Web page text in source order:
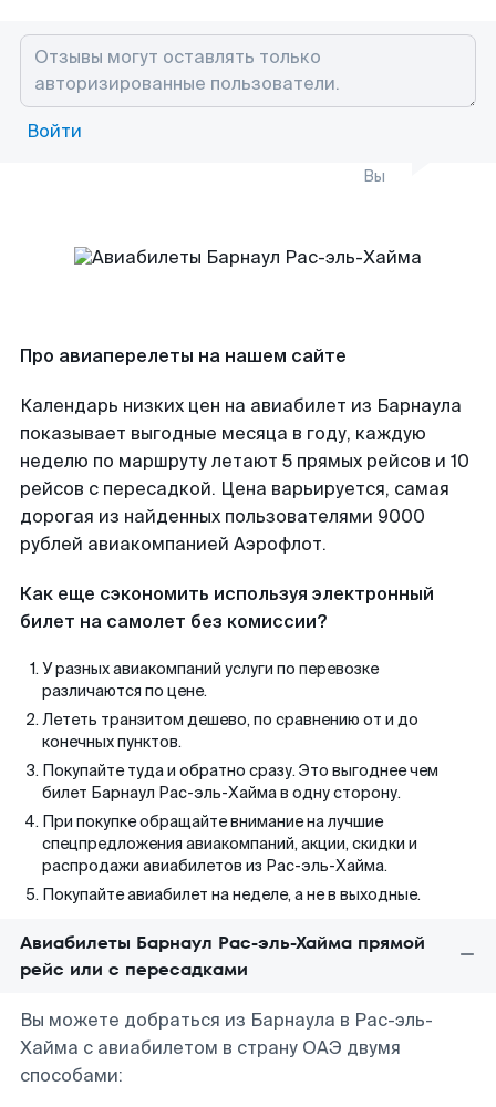
Войти
Вы
Про авиаперелеты на нашем сайте
Календарь низких цен на авиабилет из Барнаула
показывает выгодные месяца в году, каждую
неделю по маршруту летают 5 прямых рейсов и 10
рейсов с пересадкой. Цена варьируется, самая
дорогая из найденных пользователями 9000
рублей авиакомпанией Аэрофлот.
Как еще сэкономить используя электронный
билет на самолет без комиссии?
У разных авиакомпаний услуги по перевозке
различаются по цене.
Лететь транзитом дешево, по сравнению от и до
конечных пунктов.
Покупайте туда и обратно сразу. Это выгоднее чем
билет Барнаул Рас-эль-Хайма в одну сторону.
При покупке обращайте внимание на лучшие
спецпредложения авиакомпаний, акции, скидки и
распродажи авиабилетов из Рас-эль-Хайма.
Покупайте авиабилет на неделе, а не в выходные.
Авиабилеты Барнаул Рас-эль-Хайма прямой
рейс или с пересадками
Вы можете добраться из Барнаула в Рас-эль-
Хайма с авиабилетом в страну ОАЭ двумя
способами: